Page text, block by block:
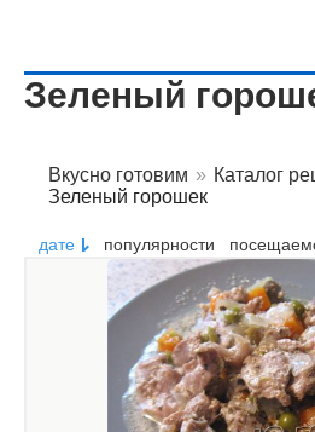
Зеленый
Вкусно готовим » Каталог
Зеленый горошек
дате популярности